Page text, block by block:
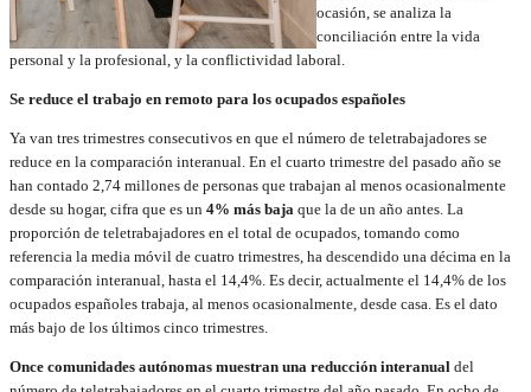
ocasión, se analiza la
conciliación entre la vida
personal y la profesional, y la conflictividad laboral.
Se reduce el trabajo en remoto para los ocupados españoles
Ya van tres trimestres consecutivos en que el número de teletrabajadores se
reduce en la comparación interanual. En el cuarto trimestre del pasado año se
han contado 2,74 millones de personas que trabajan al menos ocasionalmente
desde su hogar, cifra que es un 4% más baja que la de un año antes. La
proporción de teletrabajadores en el total de ocupados, tomando como
referencia la media móvil de cuatro trimestres, ha descendido una décima en la
comparación interanual, hasta el 14,4%. Es decir, actualmente el 14,4% de los
ocupados españoles trabaja, al menos ocasionalmente, desde casa. Es el dato
más bajo de los últimos cinco trimestres.
Once comunidades autónomas muestran una reducción interanual del